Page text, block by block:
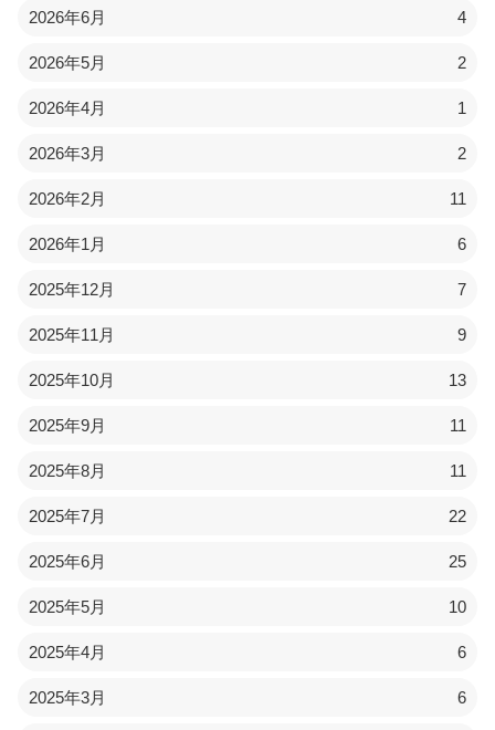
2026年6月 4
2026年5月 2
2026年4月 1
2026年3月 2
2026年2月 11
2026年1月 6
2025年12月 7
2025年11月 9
2025年10月 13
2025年9月 11
2025年8月 11
2025年7月 22
2025年6月 25
2025年5月 10
2025年4月 6
2025年3月 6